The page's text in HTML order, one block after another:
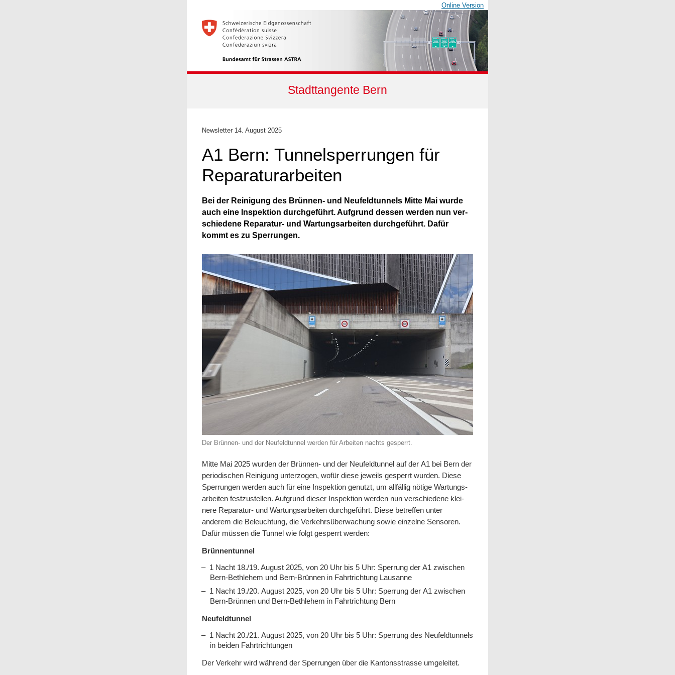
Online Version
Stadt­tangente Bern
Newsletter 14. August 2025
A1 Bern: Tunnel­sperrungen für
Reparaturarbeiten
Bei der Rei­ni­gung des Brünnen- und Neufeld­tunnels Mitte Mai wurde
auch eine Inspek­tion durch­geführt. Auf­grund des­sen werden nun ver­
schie­dene Reparatur- und Wartungs­arbeiten durch­geführt. Dafür
kommt es zu Sperrungen.
Der Brünnen- und der Neufeld­tunnel werden für Arbei­ten nachts gesperrt.
Mitte Mai 2025 wurden der Brünnen- und der Neufeld­tunnel auf der A1 bei Bern der
perio­dischen Reini­gung unter­zogen, wofür diese je­weils ge­sperrt wurden. Diese
Sper­rungen werden auch für eine Inspek­tion genutzt, um all­fällig nötige War­tungs­
arbeiten fest­zu­stellen. Auf­grund die­ser Inspek­tion werden nun ver­schie­dene klei­
nere Reparatur- und War­tungs­arbeiten durch­geführt. Diese betref­fen unter
anderem die Beleuch­tung, die Verkehrs­über­wachung sowie einzelne Sen­soren.
Dafür müssen die Tunnel wie folgt gesperrt werden:
Brünnentunnel
1 Nacht 18./19. August 2025, von 20 Uhr bis 5 Uhr: Sperrung der A1 zwischen
Bern-Bethlehem und Bern-Brünnen in Fahrt­richtung Lausanne
1 Nacht 19./20. August 2025, von 20 Uhr bis 5 Uhr: Sperrung der A1 zwischen
Bern-Brünnen und Bern-Bethlehem in Fahrt­richtung Bern
Neufeldtunnel
1 Nacht 20./21. August 2025, von 20 Uhr bis 5 Uhr: Sperrung des Neufeld­tunnels
in beiden Fahrtrichtungen
Der Verkehr wird während der Sper­rungen über die Kantons­strasse umgeleitet.